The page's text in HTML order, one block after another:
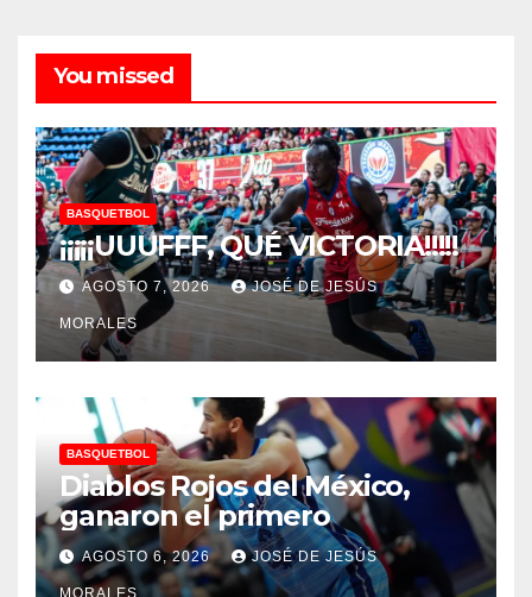
You missed
BASQUETBOL
¡¡¡¡¡UUUFFF, QUÉ VICTORIA!!!!!
AGOSTO 7, 2026 JOSÉ DE JESÚS
MORALES
BASQUETBOL
Diablos Rojos del México,
ganaron el primero
AGOSTO 6, 2026 JOSÉ DE JESÚS
MORALES